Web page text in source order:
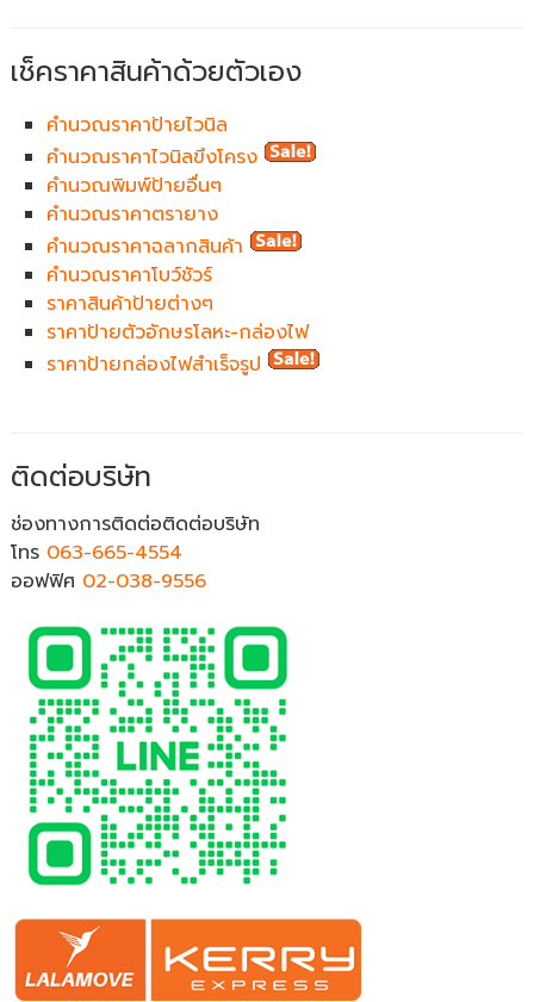
เช็คราคาสินค้าด้วยตัวเอง
คำนวณราคาป้ายไวนิล
คำนวณราคาไวนิลขึงโครง
คำนวณพิมพ์ป้ายอื่นๆ
คำนวณราคาตรายาง
คำนวณราคาฉลากสินค้า
คำนวณราคาโบว์ชัวร์
ราคาสินค้าป้ายต่างๆ
ราคาป้ายตัวอักษรโลหะ-กล่องไฟ
ราคาป้ายกล่องไฟสำเร็จรูป
ติดต่อบริษัท
ช่องทางการติดต่อติดต่อบริษัท
โทร 063-665-4554
ออฟฟิศ 02-038-9556